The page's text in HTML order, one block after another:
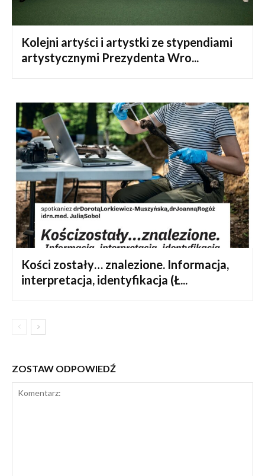
Kolejni artyści i artystki ze stypendiami
artystycznymi Prezydenta Wro...
Kości zostały… znalezione. Informacja,
interpretacja, identyfikacja (Ł...
ZOSTAW ODPOWIEDŹ